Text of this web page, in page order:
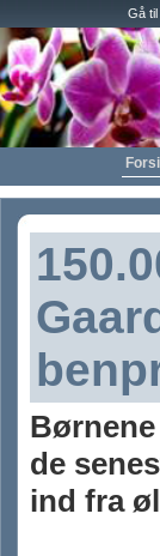
Gå til
de
ind fra